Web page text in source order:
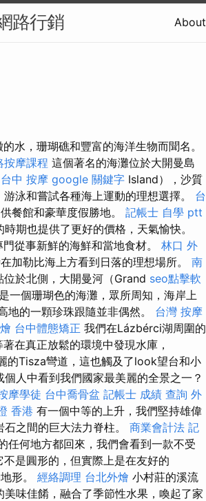
路行銷 About
水，珊瑚礁和豐富的海洋生物而聞名。
按摩課程 這個著名的海灘位於大開曼島
台中 按摩 google 關鍵字 Island），沙質
泳和嘗試各種海上運動的理想選擇。 台
餐館和豪華度假勝地。 記帳士 自學 ptt
期也提供了更好的價格，天氣愉快。
從事新鮮的海鮮和當地食材。 林口 外
加勒比海上方看到日落的理想場所。 南
位於北側，大開曼河（Grand seo點擊軟
一個珊瑚色的海灘，眾所周知，海岸上
地的一顆珍珠跟隨並非偶然。 台灣 按摩
台中體態矯正 我們在Lázbérci湖周圍的
在真正放鬆的環境中發現水庫，
的Tisza彎道，這也觸及了look望台和小
人中看到我們國家最美麗的全景之一？
摩學徒 台中喬骨盆 記帳士 成績 查詢 外
香港 有一個中等的上升，我們堅持雄偉
之間的巨大法力脊柱。 商業會計法 記
任何地方都回來，我們會看到一款不受
不是圓形的，但實際上是在友好的
形。 經絡調理 台北外燴 小村莊的溪流
味佳餚，融合了季節性水果，喚起了家